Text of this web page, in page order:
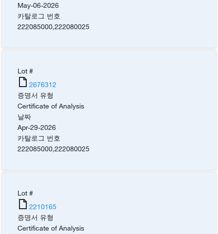
May-06-2026
카탈로그 번호
222085000,222080025
Lot #
2676312
증명서 유형
Certificate of Analysis
날짜
Apr-29-2026
카탈로그 번호
222085000,222080025
Lot #
2210165
증명서 유형
Certificate of Analysis